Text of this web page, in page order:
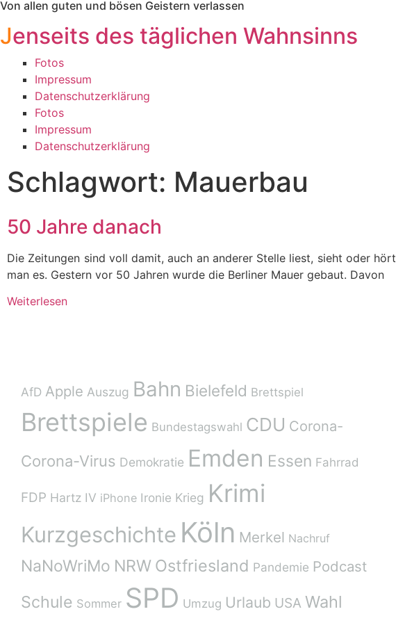
Von allen guten und bösen Geistern verlassen
Jenseits des täglichen Wahnsinns
Fotos
Impressum
Datenschutzerklärung
Fotos
Impressum
Datenschutzerklärung
Schlagwort: Mauerbau
50 Jahre danach
Die Zeitungen sind voll damit, auch an anderer Stelle liest, sieht oder hört
man es. Gestern vor 50 Jahren wurde die Berliner Mauer gebaut. Davon
Weiterlesen
AfD Apple Auszug Bahn Bielefeld Brettspiel
Brettspiele Bundestagswahl CDU Corona-
Corona-Virus Demokratie Emden Essen Fahrrad
FDP Hartz IV iPhone Ironie Krieg Krimi
Kurzgeschichte Köln Merkel Nachruf
NaNoWriMo NRW Ostfriesland Pandemie Podcast
Schule Sommer SPD Umzug Urlaub USA Wahl